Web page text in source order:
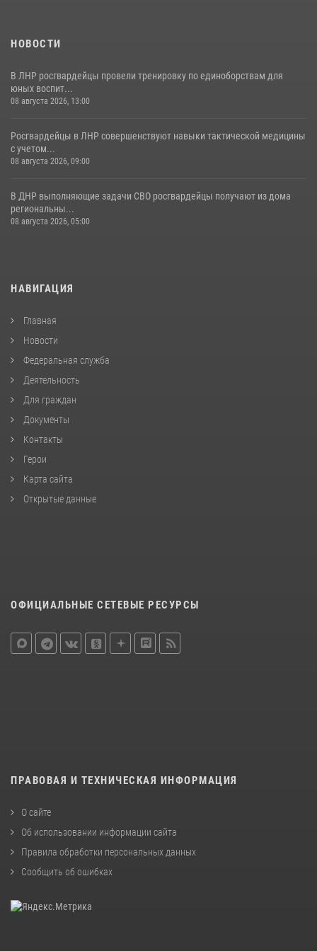
НОВОСТИ
В ЛНР росгвардейцы провели тренировку по единоборствам для
юных воспит...
08 августа 2026, 13:00
Росгвардейцы в ЛНР совершенствуют навыки тактической медицины
с учетом...
08 августа 2026, 09:00
В ДНР выполняющие задачи СВО росгвардейцы получают из дома
региональны...
08 августа 2026, 05:00
НАВИГАЦИЯ
Главная
Новости
Федеральная служба
Деятельность
Для граждан
Документы
Контакты
Герои
Карта сайта
Открытые данные
ОФИЦИАЛЬНЫЕ СЕТЕВЫЕ РЕСУРСЫ
ПРАВОВАЯ И ТЕХНИЧЕСКАЯ ИНФОРМАЦИЯ
О сайте
Об использовании информации сайта
Правила обработки персональных данных
Сообщить об ошибках